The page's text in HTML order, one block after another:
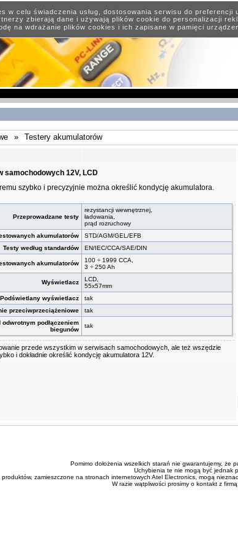
w celu świadczenia usług, dostosowania serwisu do
zbierają dane i używają plików cookie do personalizacji
na wdrażanie plików cookies i ich zapisane w pamięci
» Testery akumulatorów
samochodowych 12V, LCD
szybko i precyzyjnie można określić kondycję akumulatora.
Przeprowadzane testy
rezystancji wewnętrznej,
ładowania,
prąd rozruchowy
akumulatorów
STD/AGM/GEL/EFB
Testy według standardów
EN/IEC/CCA/SAE/DIN
akumulatorów
100 ÷ 1999 CCA,
3 ÷ 250 Ah
Wyświetlacz
LCD,
55x57mm
Podświetlany wyświetlacz
tak
przeciwprzeciążeniowe
tak
podłączeniem
biegunów
tak
przede wszystkim w serwisach samochodowych, ale też wszędzie
i dokładnie określić kondycję akumulatora 12V.
Pomimo dołożenia wszelkich starań nie gwarantujemy, że
Uchybienia te nie mogą być jednak
produktów, zamieszczone na stronach internetowych Atel Electronics, mogą
W razie wątpliwości prosimy o kontakt z